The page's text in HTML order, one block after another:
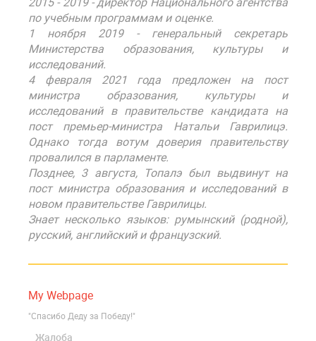
по учебным программам и оценке.
1 ноября 2019 - генеральный секретарь
Министерства образования, культуры и
исследований.
4 февраля 2021 года предложен на пост
министра образования, культуры и
исследований в правительстве кандидата на
пост премьер-министра Натальи Гаврилицэ.
Однако тогда вотум доверия правительству
провалился в парламенте.
Позднее, 3 августа, Топалэ был выдвинут на
пост министра образования и исследований в
новом правительстве Гаврилицы.
Знает несколько языков: румынский (родной),
русский, английский и французский.
My Webpage
"Спасибо Деду за Победу!"
Жалоба